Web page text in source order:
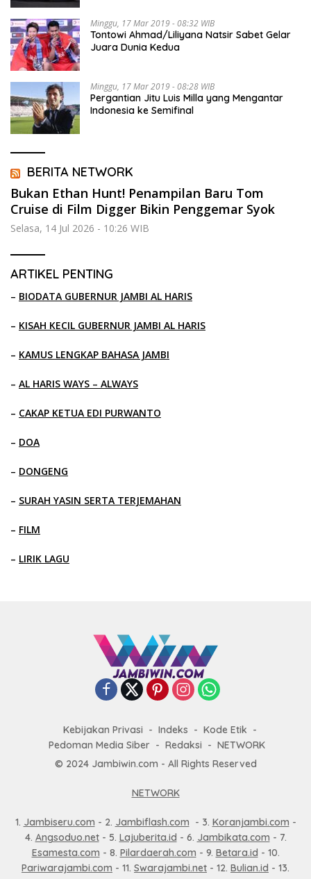
Minggu, 17 Mar 2019 - 08:32 WIB
Tontowi Ahmad/Liliyana Natsir Sabet Gelar
Juara Dunia Kedua
Minggu, 17 Mar 2019 - 08:28 WIB
Pergantian Jitu Luis Milla yang Mengantar
Indonesia ke Semifinal
BERITA NETWORK
Bukan Ethan Hunt! Penampilan Baru Tom
Cruise di Film Digger Bikin Penggemar Syok
Selasa, 14 Jul 2026 - 10:26 WIB
ARTIKEL PENTING
– BIODATA GUBERNUR JAMBI AL HARIS
– KISAH KECIL GUBERNUR JAMBI AL HARIS
– KAMUS LENGKAP BAHASA JAMBI
– AL HARIS WAYS – ALWAYS
– CAKAP KETUA EDI PURWANTO
– DOA
– DONGENG
– SURAH YASIN SERTA TERJEMAHAN
– FILM
– LIRIK LAGU
Kebijakan Privasi Indeks
Kode Etik
Pedoman Media Siber
Redaksi
NETWORK
© 2024 Jambiwin.com - All Rights Reserved
NETWORK
1. Jambiseru.com - 2. Jambiflash.com - 3. Koranjambi.com -
4. Angsoduo.net- 5. Lajuberita.id - 6. Jambikata.com - 7.
Esamesta.com - 8. Pilardaerah.com - 9. Betara.id - 10.
Pariwarajambi.com - 11. Swarajambi.net - 12. Bulian.id - 13.